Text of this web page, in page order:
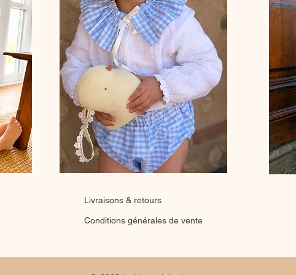
Livraisons & retours
Conditions générales de vente